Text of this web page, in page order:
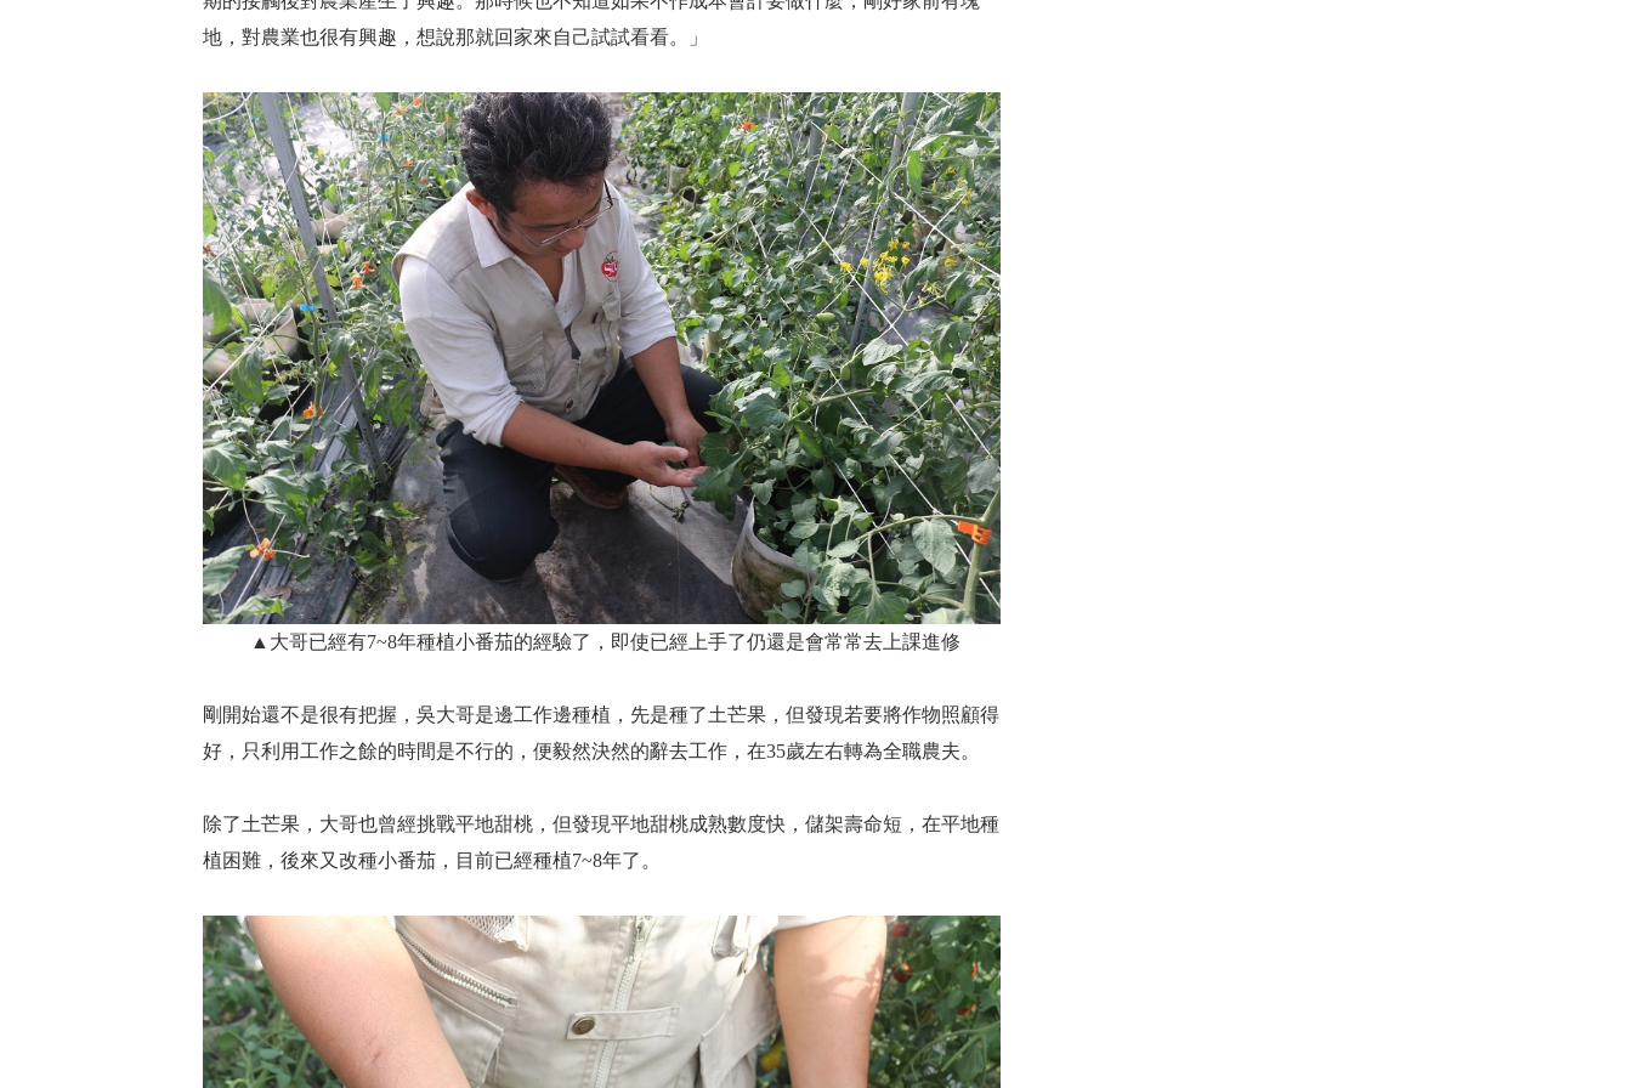
地，對農業也很有興趣，想說那就回家來自己試試看看。」
▲大哥已經有7~8年種植小番茄的經驗了，即使已經上手了仍還是會常常去上課進修
剛開始還不是很有把握，吳大哥是邊工作邊種植，先是種了土芒果，但發現若要將作物照顧得
好，只利用工作之餘的時間是不行的，便毅然決然的辭去工作，在35歲左右轉為全職農夫。
除了土芒果，大哥也曾經挑戰平地甜桃，但發現平地甜桃成熟數度快，儲架壽命短，在平地種
植困難，後來又改種小番茄，目前已經種植7~8年了。